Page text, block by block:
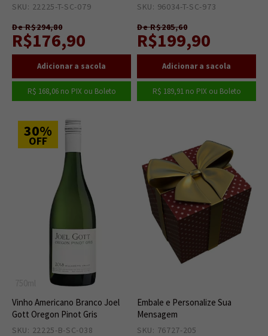
SKU: 22225-T-SC-079
De R$294,80
R$176,90
R$ 168,06no PIX ou Boleto
SKU: 96034-T-SC-973
De R$285,60
R$199,90
R$ 189,91no PIX ou Boleto
30%
OFF
Vinho Americano Branco Joel
Gott Oregon Pinot Gris
SKU: 22225-B-SC-038
Embale e Personalize Sua
Mensagem
SKU: 76727-205